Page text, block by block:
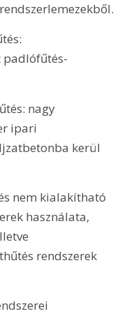
padlófűtés-
nagy
ipari
kerül
nem kialakítható
használata,
rendszerek